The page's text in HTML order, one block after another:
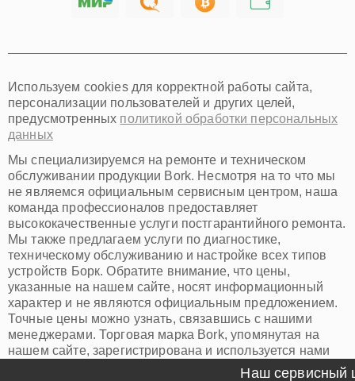
Наш сервисный
Хабаровск
Иркутск
Омск
Красноярск
Пермь
Ульяновск
Киров
Архангельск
Астрахань
Белгород
Благовещенск
Брянск
Владивосток
Владикавказ
Владимир
Волжский
Вологда
Грозный
Иваново
Используем cookies для корректной работы сайта,
персонализации пользователей и других целей,
предусмотренных политикой обработки персональных
данных
Мы специализируемся на ремонте и техническом
обслуживании продукции Bork. Несмотря на то что мы
не являемся официальным сервисным центром, наша
команда профессионалов предоставляет
высококачественные услуги постгарантийного ремонта.
Мы также предлагаем услуги по диагностике,
техническому обслуживанию и настройке всех типов
устройств Борк. Обратите внимание, что цены,
указанные на нашем сайте, носят информационный
характер и не являются официальным предложением.
Точные цены можно узнать, связавшись с нашими
менеджерами. Торговая марка Bork, упомянутая на
нашем сайте, зарегистрирована и используется нами
исключительно для информационных целей.